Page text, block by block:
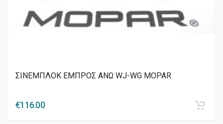
ΣΙΝΕΜΠΛΟΚ ΕΜΠΡΟΣ ΑΝΩ WJ-WG MOPAR
€116.00